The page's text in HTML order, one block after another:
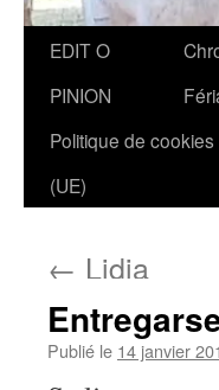
Aller
contenu
EDIT O
PINION
Politique de cookies
(UE)
← Lidia
Publié le 14 janvier